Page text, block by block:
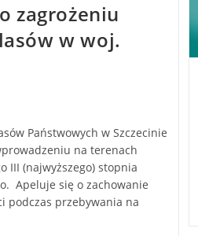
zagrożeniu
w woj.
Państwowych w Szczecinie
na terenach
III (najwyższego) stopnia
Apeluje się o zachowanie
podczas przebywania na